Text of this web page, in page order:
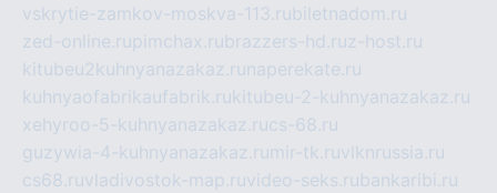
vskrytie-zamkov-moskva-113.rubiletnadom.ru
zed-online.rupimchax.rubrazzers-hd.ruz-host.ru
kitubeu2kuhnyanazakaz.ru naperekate.ru
kuhnyaofabrikaufabrik.rukitubeu-2-kuhnyanazakaz.ru
xehyroo-5-kuhnyanazakaz.rucs-68.ru
guzywia-4-kuhnyanazakaz.ru mir-tk.ruvlknrussia.ru
cs68.ruvladivostok-map.ruvideo-seks.rubankaribi.ru